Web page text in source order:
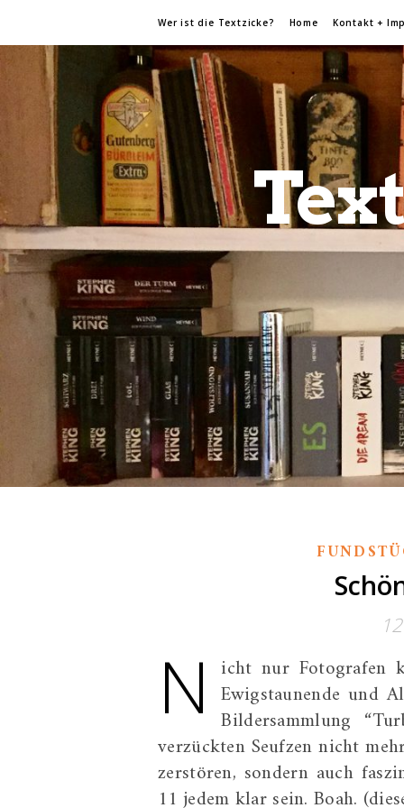
Wer ist die Textzicke? Home Kontakt +
N icht nur Fotografen
Ewigstaunende und
Bildersammlung
verzückten Seufzen nicht
zerstören, sondern auch
11 jedem klar sein. Boah.